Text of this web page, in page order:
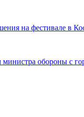
на фестивале в
обороны с